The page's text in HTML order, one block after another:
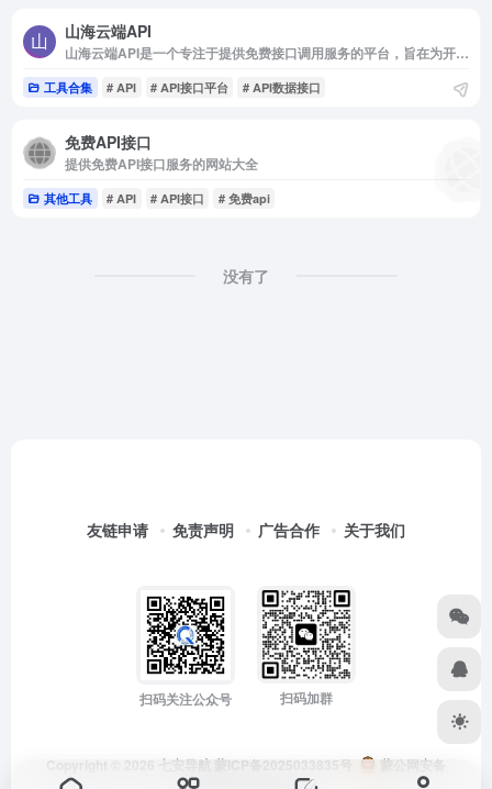
山海云端API
山海云端API是一个专注于提供免费接口调用服务的平台，旨在为开发者和企业提供便捷、高效的API资源。
工具合集 # API # API接口平台 # API数据接口
免费API接口
提供免费API接口服务的网站大全
其他工具 # API # API接口 # 免费api
没有了
友链申请 免责声明 广告合作 关于我们
扫码关注公众号 扫码加群
Copyright © 2026 七安导航 蒙ICP备2025033835号
蒙公网安备